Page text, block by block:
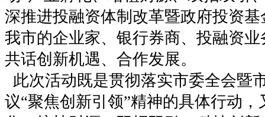
深推进投融资体制改革暨政府投资
我市的企业家、银行券商、投融资
共话创新机遇、合作发展。
此次活动既是贯彻落实市委全会暨
议“聚焦创新引领”精神的具体行动，